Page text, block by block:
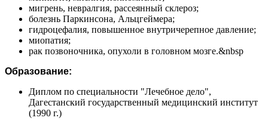
мигрень, невралгия, рассеянный склероз;
болезнь Паркинсона, Альцгеймера;
гидроцефалия, повышенное внутричерепное давление;
миопатия;
рак позвоночника, опухоли в головном мозге.&nbsp
Образование:
Диплом по специальности "Лечебное дело",
Дагестанский государственный медицинский институт
(1990 г.)